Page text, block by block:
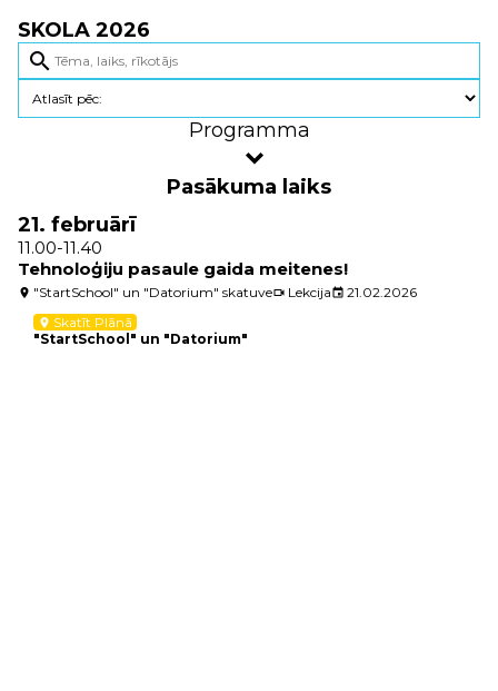
SKOLA 2026
search
Programma
Pasākuma laiks
21. februārī
11.00-11.40
Tehnoloģiju pasaule gaida meitenes!
location_on "StartSchool" un "Datorium" skatuvevideocam Lekcijaevent 21.02.2026
location_on Skatīt Plānā
"StartSchool" un "Datorium"